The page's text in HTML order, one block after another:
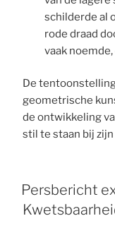
schilderde al
rode draad
vaak
De
geometrische
de ontwikkeling
stil te staan bij
Persbericht